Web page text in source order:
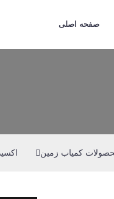
صفحه اصلی
کمیاب زمین